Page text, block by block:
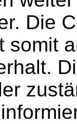
Die
somit